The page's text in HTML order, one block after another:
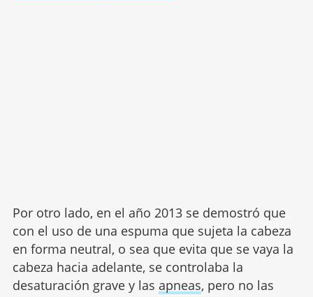
Por otro lado, en el año 2013 se demostró que
con el uso de una espuma que sujeta la cabeza
en forma neutral, o sea que evita que se vaya la
cabeza hacia adelante, se controlaba la
desaturación grave y las apneas, pero no las